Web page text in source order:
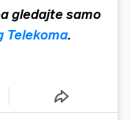
gledajte samo
Telekoma.